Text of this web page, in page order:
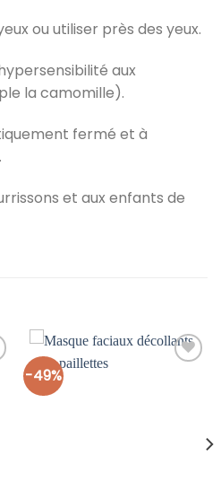
ou utiliser près des yeux.‎
aux
la camomille).‎
fermé et à
et aux enfants de
-49%